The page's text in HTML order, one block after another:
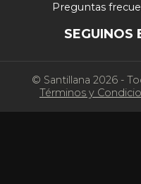
Preguntas
SEGUINOS
© Santillana 2026 -
Términos y